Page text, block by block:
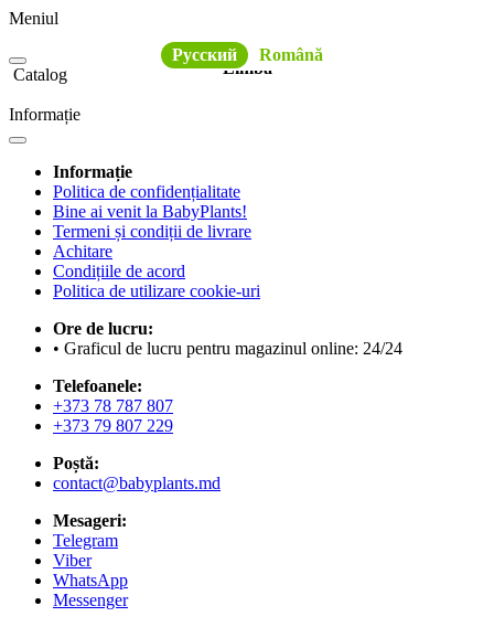
Meniul
Limba
Русский
Română
Catalog
Informație
Informație
Politica de confidențialitate
Bine ai venit la BabyPlants!
Termeni și condiții de livrare
Achitare
Condițiile de acord
Politica de utilizare cookie-uri
Ore de lucru:
• Graficul de lucru pentru magazinul online: 24/24
Telefoanele:
+373 78 787 807
+373 79 807 229
Poștă:
contact@babyplants.md
Mesageri:
Telegram
Viber
WhatsApp
Messenger